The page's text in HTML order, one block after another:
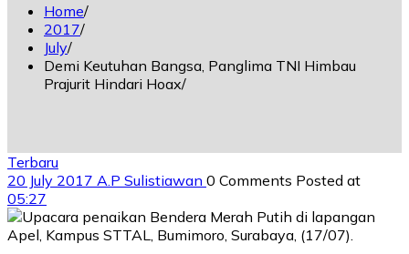
Home
2017
July
Demi Keutuhan Bangsa, Panglima TNI Himbau
Prajurit Hindari Hoax
Terbaru
20 July 2017 A.P Sulistiawan 0 Comments Posted at
05:27